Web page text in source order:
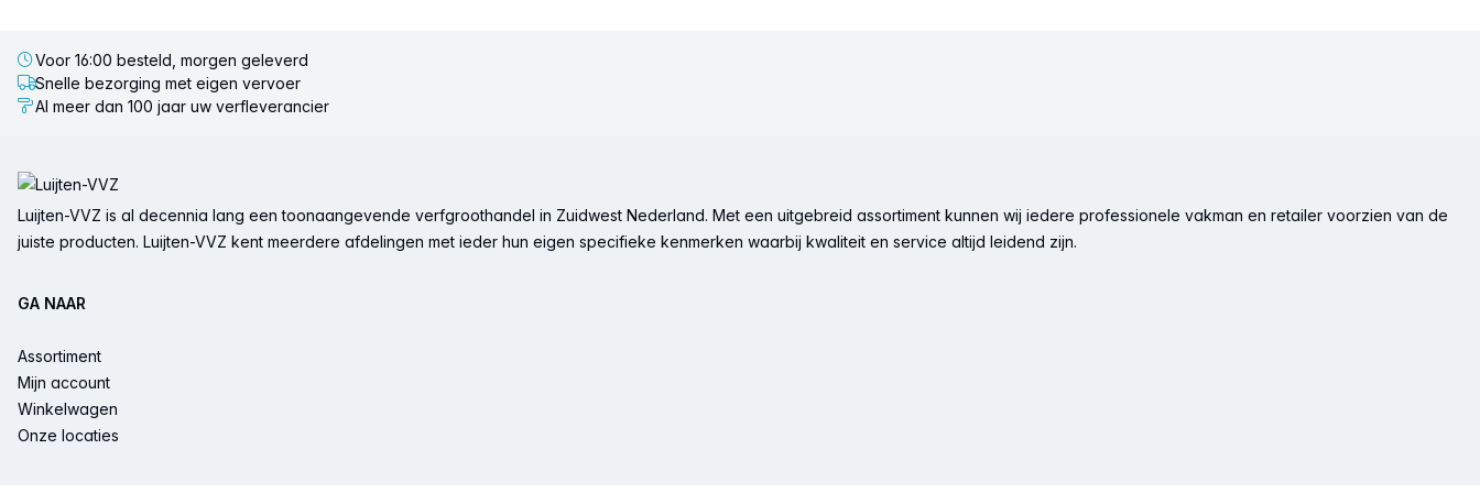
Voor 16:00 besteld, morgen geleverd
Snelle bezorging met eigen vervoer
Al meer dan 100 jaar uw verfleverancier
Luijten-VVZ is al decennia lang een toonaangevende verfgroothandel in Zuidwest Nederland. Met een uitgebreid assortiment kunnen wij iedere professionele vakman en retailer voorzien van de
juiste producten. Luijten-VVZ kent meerdere afdelingen met ieder hun eigen specifieke kenmerken waarbij kwaliteit en service altijd leidend zijn.
GA NAAR
Assortiment
Mijn account
Winkelwagen
Onze locaties